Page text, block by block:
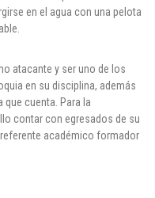
en el agua con una pelota
atacante y ser uno de los
en su disciplina, además
cuenta. Para la
contar con egresados de su
académico formador